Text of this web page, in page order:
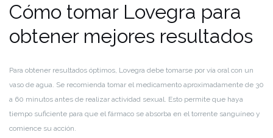
Cómo tomar Lovegra para
obtener mejores resultados
Para obtener resultados óptimos, Lovegra debe tomarse por vía oral con un
vaso de agua. Se recomienda tomar el medicamento aproximadamente de 30
a 60 minutos antes de realizar actividad sexual. Esto permite que haya
tiempo suficiente para que el fármaco se absorba en el torrente sanguíneo y
comience su acción.